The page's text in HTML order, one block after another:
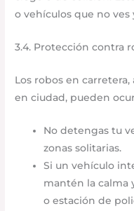
o vehículos que no ves
3.4. Protección contra
Los robos en
en ciudad, pueden
No detengas tu
zonas solitarias.
Si un vehículo
mantén la calma
o estación de